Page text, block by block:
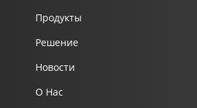
Продукты
Решение
Новости
О Нас